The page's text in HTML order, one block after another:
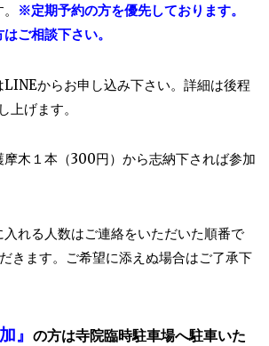
※定期予約の方を優先しております。
ご相談下さい。
LINEからお申し込み下さい。詳細は後程
げます。
摩木１本（300円）から志納下されば参加
入れる人数はご連絡をいただいた順番で
きます。ご希望に添えぬ場合はご了承下
』 の方は寺院臨時駐車場へ駐車いた